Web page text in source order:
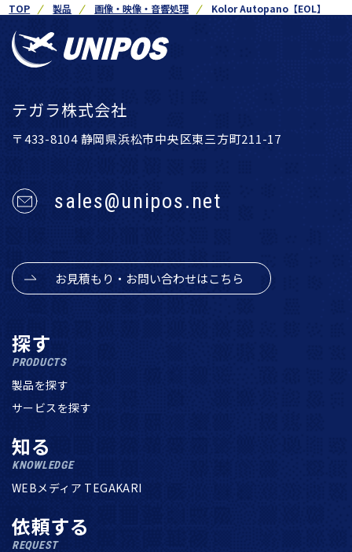
TOP 製品 画像・映像・音響処理 Kolor Autopano【EOL】
テガラ株式会社
〒433-8104 静岡県浜松市中央区東三方町211-17
sales@unipos.net
お見積もり・お問い合わせはこちら
探す
PRODUCTS
製品を探す
サービスを探す
知る
KNOWLEDGE
WEBメディア TEGAKARI
依頼する
REQUEST